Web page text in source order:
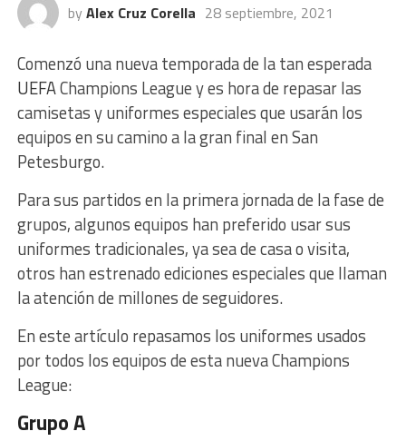
by Alex Cruz Corella 28 septiembre, 2021
Comenzó una nueva temporada de la tan esperada
UEFAChampions League y es hora de repasar las
camisetas y uniformes especiales que usarán los
equipos en su camino a la gran final en San
Petesburgo.
Para sus partidos en la primera jornada de la fase de
grupos, algunos equipos han preferido usar sus
uniformes tradicionales, ya sea de casa o visita,
otros han estrenado ediciones especiales que llaman
la atención de millones de seguidores.
En este artículo repasamos los uniformes usados
por todos los equipos de esta nueva Champions
League:
Grupo A